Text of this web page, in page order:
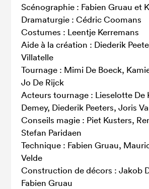
Scénographie : Fabien Gruau et
Dramaturgie : Cédric Coomans
Costumes : Leentje Kerremans
Aide à la création : Diederik
Villatelle
Tournage : Mimi De Boeck,
Jo De Rijck
Acteurs tournage : Lieselotte De
Demey, Diederik Peeters, Joris
Conseils magie : Piet Kusters,
Stefan Paridaen
Technique : Fabien Gruau,
Velde
Construction de décors : Jakob
Fabien Gruau